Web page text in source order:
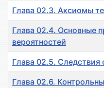
Глава 02.3. Аксиомы
Глава 02.4. Основные
вероятностей
Глава 02.5. Следствия
Глава 02.6.